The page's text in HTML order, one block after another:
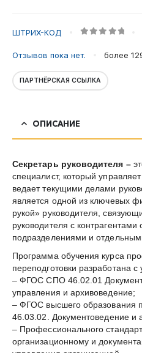
ШТРИХ-КОД
Отзывов пока нет. более
ПАРТНЁРСКАЯ ССЫЛКА
ОПИСАНИЕ
Секретарь руководителя –
специалист, который
ведает текущими делами
является одной из ключевых
рукой» руководителя,
руководителя с контрагентами
подразделениями и
Программа обучения курса
переподготовки разработана
– ФГОС СПО 46.02.01
управления и архивоведение;
– ФГОС высшего образования
46.03.02. Документоведение и
– Профессионального
организационному и